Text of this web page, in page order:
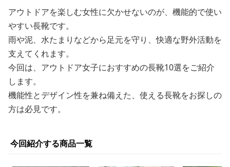
アウトドアを楽しむ女性に欠かせないのが、機能的で使い
やすい長靴です。
雨や泥、水たまりなどから足元を守り、快適な野外活動を
支えてくれます。
今回は、アウトドア女子におすすめの長靴10選をご紹介
します。
機能性とデザイン性を兼ね備えた、使える長靴をお探しの
方は必見です。
今回紹介する商品一覧